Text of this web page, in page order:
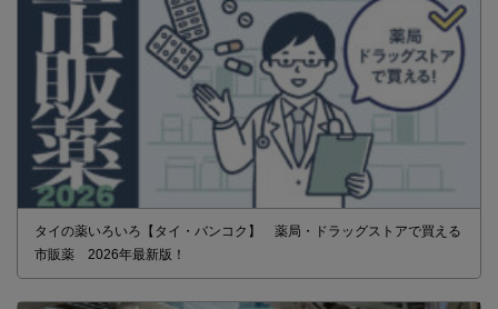
タイの薬いろいろ【タイ・バンコク】 薬局・ドラッグストアで買える
市販薬 2026年最新版！